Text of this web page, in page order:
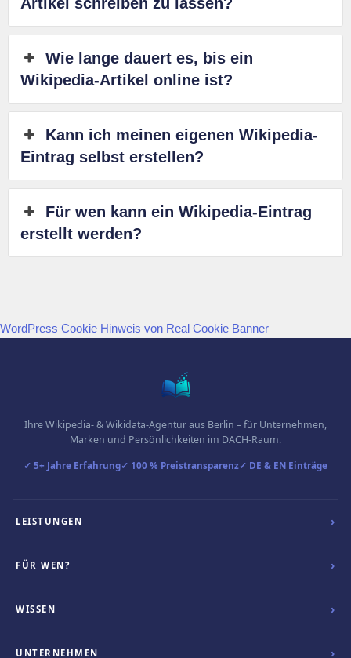
Wie lange dauert es, bis ein
Wikipedia-Artikel online ist?
Kann ich meinen eigenen Wikipedia-
Eintrag selbst erstellen?
Für wen kann ein Wikipedia-Eintrag
erstellt werden?
WordPress Cookie Hinweis von Real Cookie Banner
Ihre Wikipedia- & Wikidata-Agentur aus Berlin – für Unternehmen,
Marken und Persönlichkeiten im DACH-Raum.
✓ 5+ Jahre Erfahrung✓ 100 % Preistransparenz✓ DE & EN Einträge
LEISTUNGEN ›
Wikipedia Eintrag ändern
FÜR WEN? ›
Für Vereine & Verbände
WISSEN ›
UNTERNEHMEN ›